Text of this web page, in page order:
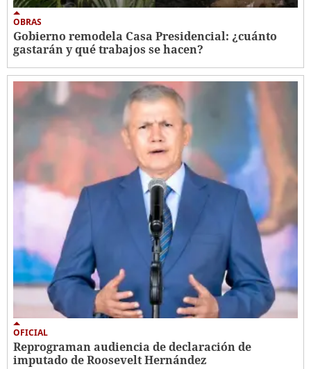
OBRAS
Gobierno remodela Casa Presidencial: ¿cuánto
gastarán y qué trabajos se hacen?
OFICIAL
Reprograman audiencia de declaración de
imputado de Roosevelt Hernández